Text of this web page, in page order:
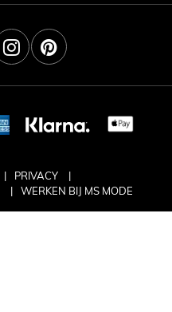
PRIVACY
WERKEN BIJ MS MODE